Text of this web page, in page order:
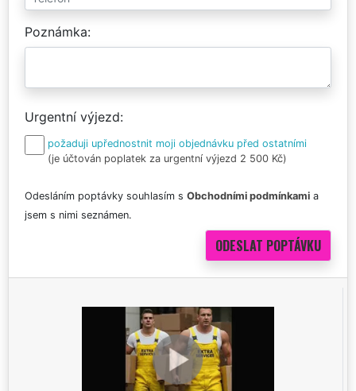
Poznámka
Urgentní výjezd
požaduji upřednostnit moji objednávku před ostatními
(je účtován poplatek za urgentní výjezd 2 500 Kč)
Odesláním poptávky souhlasím s Obchodními podmínkami a
jsem s nimi seznámen.